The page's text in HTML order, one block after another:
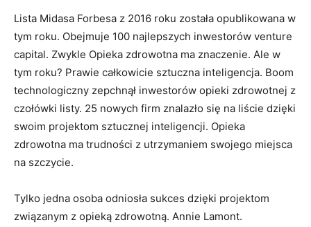
Lista Midasa Forbesa z 2016 roku została opublikowana w
tym roku. Obejmuje 100 najlepszych inwestorów venture
capital. Zwykle Opieka zdrowotna ma znaczenie. Ale w
tym roku? Prawie całkowicie sztuczna inteligencja. Boom
technologiczny zepchnął inwestorów opieki zdrowotnej z
czołówki listy. 25 nowych firm znalazło się na liście dzięki
swoim projektom sztucznej inteligencji. Opieka
zdrowotna ma trudności z utrzymaniem swojego miejsca
na szczycie.
Tylko jedna osoba odniosła sukces dzięki projektom
związanym z opieką zdrowotną. Annie Lamont.